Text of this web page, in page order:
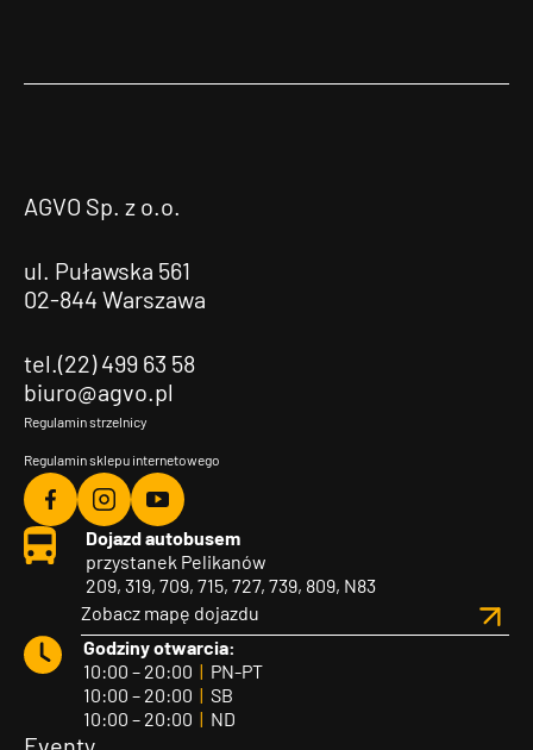
AGVO Sp. z o.o.
ul. Puławska 561
02-844 Warszawa
tel.(22) 499 63 58
biuro@agvo.pl
Regulamin strzelnicy
Regulamin sklepu internetowego
Agvo
Facebook
Agvo
Instagram
Agvo
YouTube
Dojazd autobusem
przystanek Pelikanów
209, 319, 709, 715, 727, 739, 809, N83
Zobacz mapę dojazdu
Godziny otwarcia:
10:00 – 20:00 | PN-PT
10:00 – 20:00 | SB
10:00 – 20:00 | ND